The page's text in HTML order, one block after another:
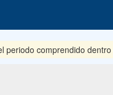
comprendido dentro de